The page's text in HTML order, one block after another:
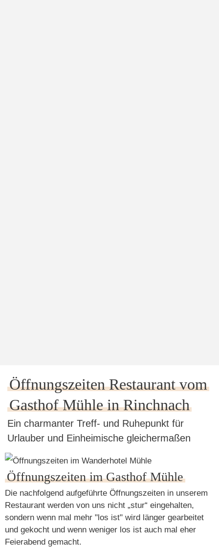
Öffnungszeiten Restaurant vom
Gasthof Mühle in Rinchnach
Ein charmanter Treff- und Ruhepunkt für
Urlauber und Einheimische gleichermaßen
Öffnungszeiten im Gasthof Mühle
Die nachfolgend aufgeführte Öffnungszeiten in unserem
Restaurant werden von uns nicht „stur“ eingehalten,
sondern wenn mal mehr "los ist" wird länger gearbeitet
und gekocht und wenn weniger los ist auch mal eher
Feierabend gemacht.